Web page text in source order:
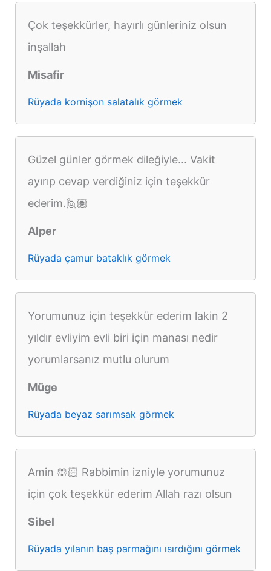
Çok teşekkürler, hayırlı günleriniz olsun
inşallah
Misafir
Rüyada kornişon salatalık görmek
Güzel günler görmek dileğiyle... Vakit
ayırıp cevap verdiğiniz için teşekkür
ederim.🙋🏽
Alper
Rüyada çamur bataklık görmek
Yorumunuz için teşekkür ederim lakin 2
yıldır evliyim evli biri için manası nedir
yorumlarsanız mutlu olurum
Müge
Rüyada beyaz sarımsak görmek
Amin 🤲🏻 Rabbimin izniyle yorumunuz
için çok teşekkür ederim Allah razı olsun
Sibel
Rüyada yılanın baş parmağını ısırdığını görmek